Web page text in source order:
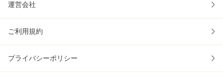
運営会社
ご利用規約
プライバシーポリシー